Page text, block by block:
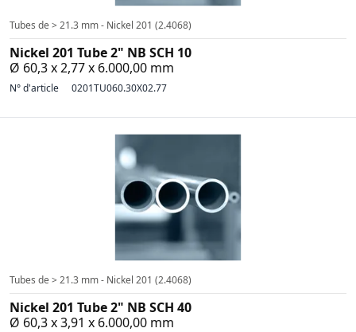
Tubes de > 21.3 mm - Nickel 201 (2.4068)
Nickel 201 Tube 2" NB SCH 10
Ø 60,3 x 2,77 x 6.000,00 mm
N° d'article 0201TU060.30X02.77
Tubes de > 21.3 mm - Nickel 201 (2.4068)
Nickel 201 Tube 2" NB SCH 40
Ø 60,3 x 3,91 x 6.000,00 mm